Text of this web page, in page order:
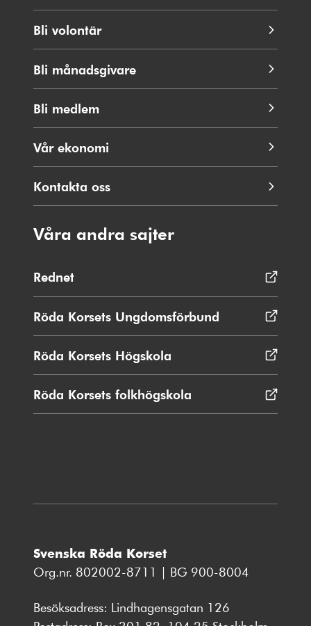
Bli volontär
Bli månadsgivare
Bli medlem
Vår ekonomi
Kontakta oss
Våra andra sajter
Rednet
i
nytt
fönster
Röda Korsets Ungdomsförbund Öppnas
i
Röda Korsets Högskola
i
nytt
fönster
Röda Korsets folkhögskola
i
Svenska Röda Korset
Org.nr. 802002-8711 | BG 900-8004
Besöksadress: Lindhagensgatan 126